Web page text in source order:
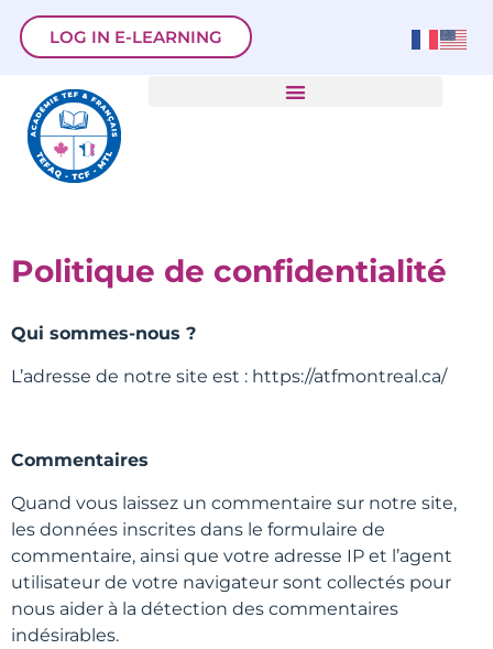
LOG IN E-LEARNING
Politique de confidentialité
Qui sommes-nous ?
L’adresse de notre site est : https://atfmontreal.ca/
Commentaires
Quand vous laissez un commentaire sur notre site,
les données inscrites dans le formulaire de
commentaire, ainsi que votre adresse IP et l’agent
utilisateur de votre navigateur sont collectés pour
nous aider à la détection des commentaires
indésirables.